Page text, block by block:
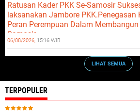
Ratusan Kader PKK Se-Samosir
laksanakan Jambore PKK.Penegasan
Peran Perempuan Dalam Membangun
Samosir.
06/08/2026, 15:16 WIB
LIHAT SEMUA
TERPOPULER